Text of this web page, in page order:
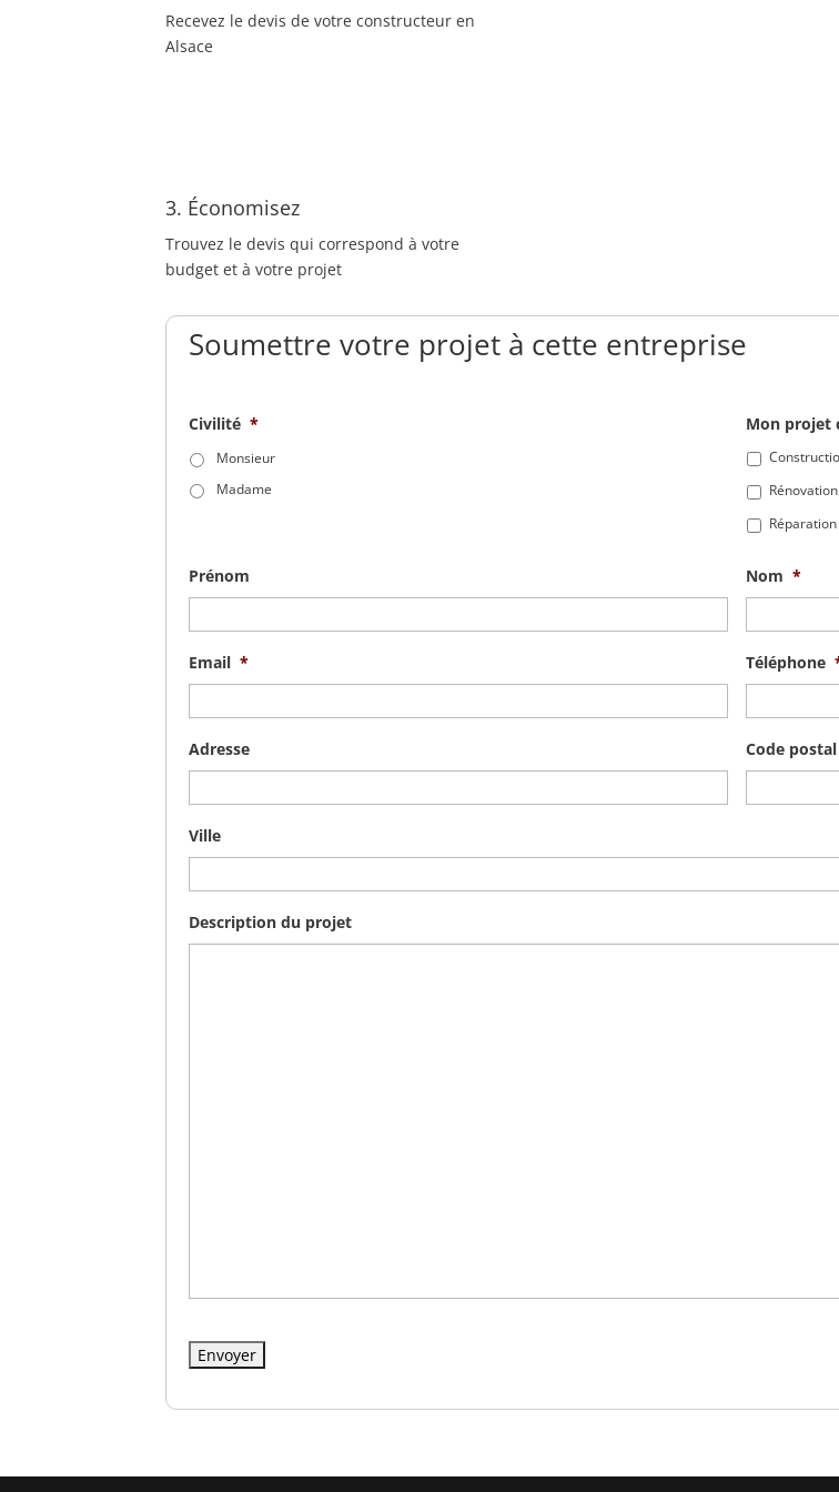
Recevez le devis de votre constructeur en
Alsace
3. Économisez
Trouvez le devis qui correspond à votre
budget et à votre projet
Soumettre votre projet à cette entreprise
Civilité *
Monsieur
Madame
Mon projet
Rénovation
Réparation
Prénom Nom *
Email * Téléphone
Adresse Code postal
Ville
Description du projet